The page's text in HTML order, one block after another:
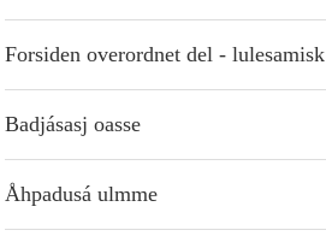
Forsiden overordnet del - lulesamisk
Badjásasj oasse
Åhpadusá ulmme